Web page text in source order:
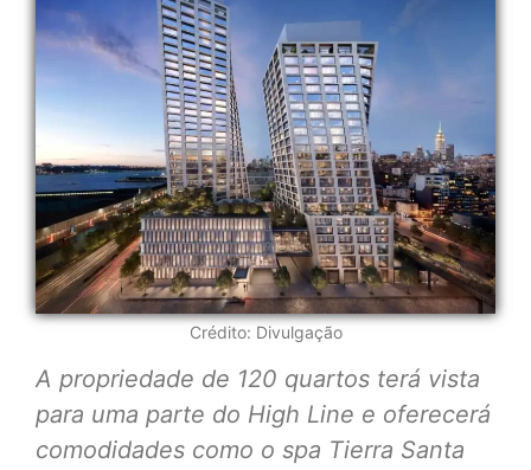
Crédito: Divulgação
A propriedade de 120 quartos terá vista
para uma parte do High Line e oferecerá
comodidades como o spa Tierra Santa